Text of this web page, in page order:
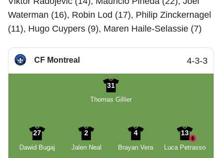
Waterman (16), Robin Lod (17), Philip Zinckernagel
(11), Hugo Cuypers (9), Maren Haile-Selassie (7)
CF Montreal 4-3-3
31
Thomas Gillier
27
Dawid Bugaj
2
Jalen Neal
4
Brayan Vera
13
Luca Petrasso